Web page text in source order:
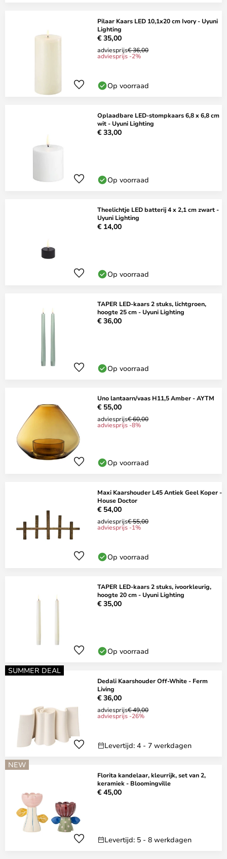
Pilaar Kaars LED 10,1x20 cm Ivory - Uyuni
Lighting
€ 35,00
adviesprijs€ 36,00
adviesprijs -2%
Op voorraad
Oplaadbare LED-stompkaars 6,8 x 6,8 cm
wit - Uyuni Lighting
€ 33,00
Op voorraad
Theelichtje LED batterij 4 x 2,1 cm zwart -
Uyuni Lighting
€ 14,00
Op voorraad
TAPER LED-kaars 2 stuks, lichtgroen,
hoogte 25 cm - Uyuni Lighting
€ 36,00
Op voorraad
Uno lantaarn/vaas H11,5 Amber - AYTM
€ 55,00
adviesprijs€ 60,00
adviesprijs -8%
Op voorraad
Maxi Kaarshouder L45 Antiek Geel Koper -
House Doctor
€ 54,00
adviesprijs€ 55,00
adviesprijs -1%
Op voorraad
TAPER LED-kaars 2 stuks, ivoorkleurig,
hoogte 20 cm - Uyuni Lighting
€ 35,00
Op voorraad
SUMMER DEAL
Dedali Kaarshouder Off-White - Ferm
Living
€ 36,00
adviesprijs€ 49,00
adviesprijs -26%
Levertijd: 4 - 7 werkdagen
NEW
Florita kandelaar, kleurrijk, set van 2,
keramiek - Bloomingville
€ 45,00
Levertijd: 5 - 8 werkdagen